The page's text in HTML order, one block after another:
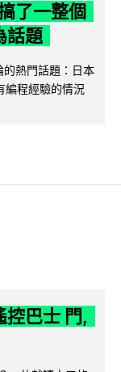
了一整個
話題
熱門話題：日本
編程經驗的情況
控巴士 門,